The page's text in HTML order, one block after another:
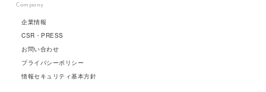
Company
企業情報
CSR・PRESS
お問い合わせ
プライバシーポリシー
情報セキュリティ基本方針